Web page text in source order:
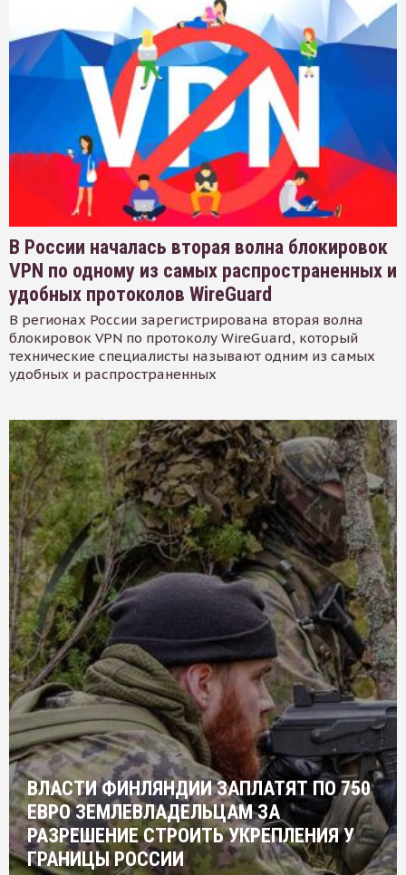
В России началась вторая волна блокировок
VPN по одному из самых распространенных и
удобных протоколов WireGuard
В регионах России зарегистрирована вторая волна
блокировок VPN по протоколу WireGuard, который
технические специалисты называют одним из самых
удобных и распространенных
ВЛАСТИ ФИНЛЯНДИИ ЗАПЛАТЯТ ПО 750
ЕВРО ЗЕМЛЕВЛАДЕЛЬЦАМ ЗА
РАЗРЕШЕНИЕ СТРОИТЬ УКРЕПЛЕНИЯ У
ГРАНИЦЫ РОССИИ